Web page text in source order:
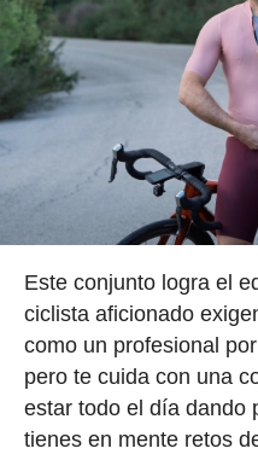
Este conjunto logra el
ciclista aficionado
como un profesional
pero te cuida con una
estar todo el día dando
tienes en mente retos